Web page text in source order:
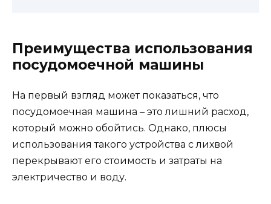
Преимущества использования
посудомоечной машины
На первый взгляд может показаться, что
посудомоечная машина – это лишний расход,
который можно обойтись. Однако, плюсы
использования такого устройства с лихвой
перекрывают его стоимость и затраты на
электричество и воду.